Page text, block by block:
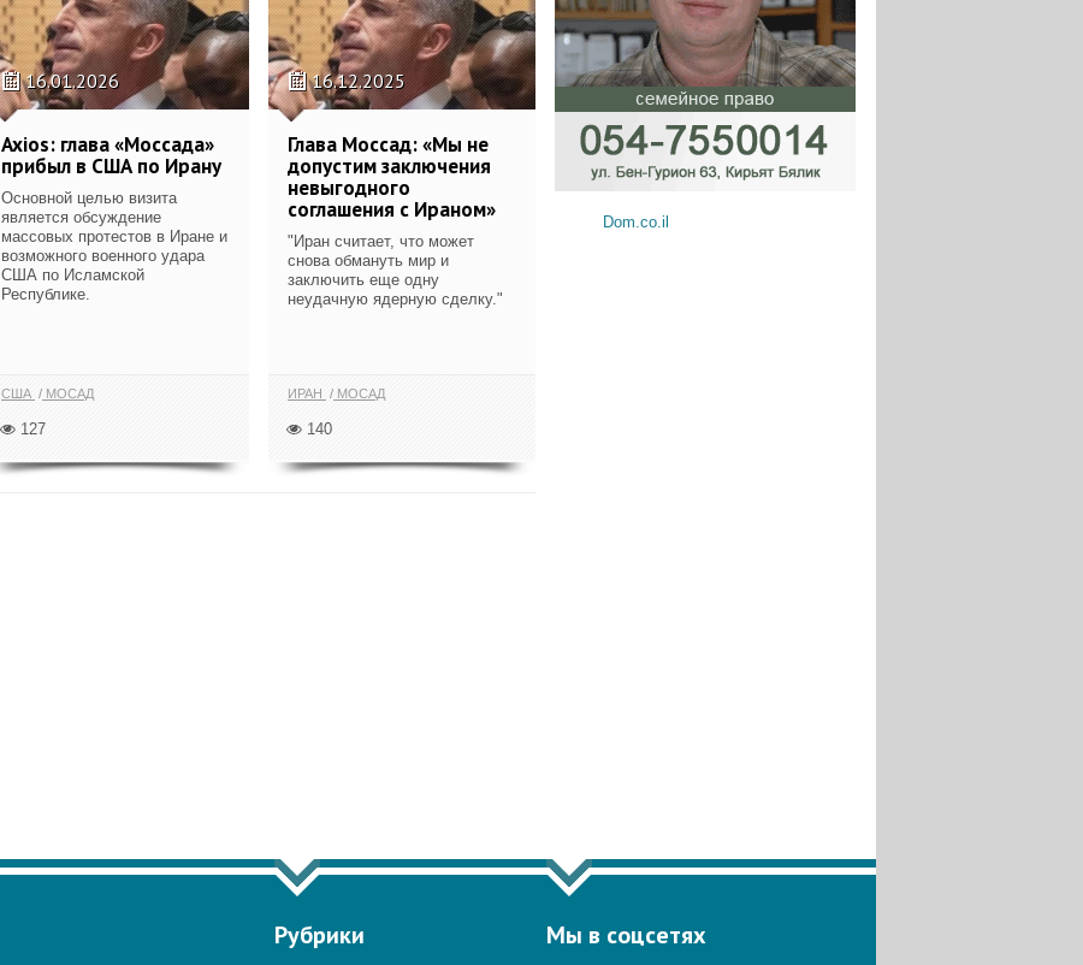
16.01.2026
Axios: глава «Моссада»
прибыл в США по Ирану
Основной целью визита
является обсуждение
массовых протестов в Иране и
возможного военного удара
США по Исламской
Республике.
США МОСАД
127
16.12.2025
Глава Моссад: «Мы не
допустим заключения
невыгодного
соглашения с Ираном»
"Иран считает, что может
снова обмануть мир и
заключить еще одну
неудачную ядерную сделку."
ИРАН МОСАД
140
Dom.co.il
Рубрики Мы в соцсетях